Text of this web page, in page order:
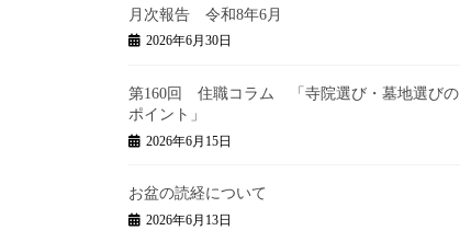
月次報告 令和8年6月
2026年6月30日
第160回 住職コラム 「寺院選び・墓地選びの
ポイント」
2026年6月15日
お盆の読経について
2026年6月13日